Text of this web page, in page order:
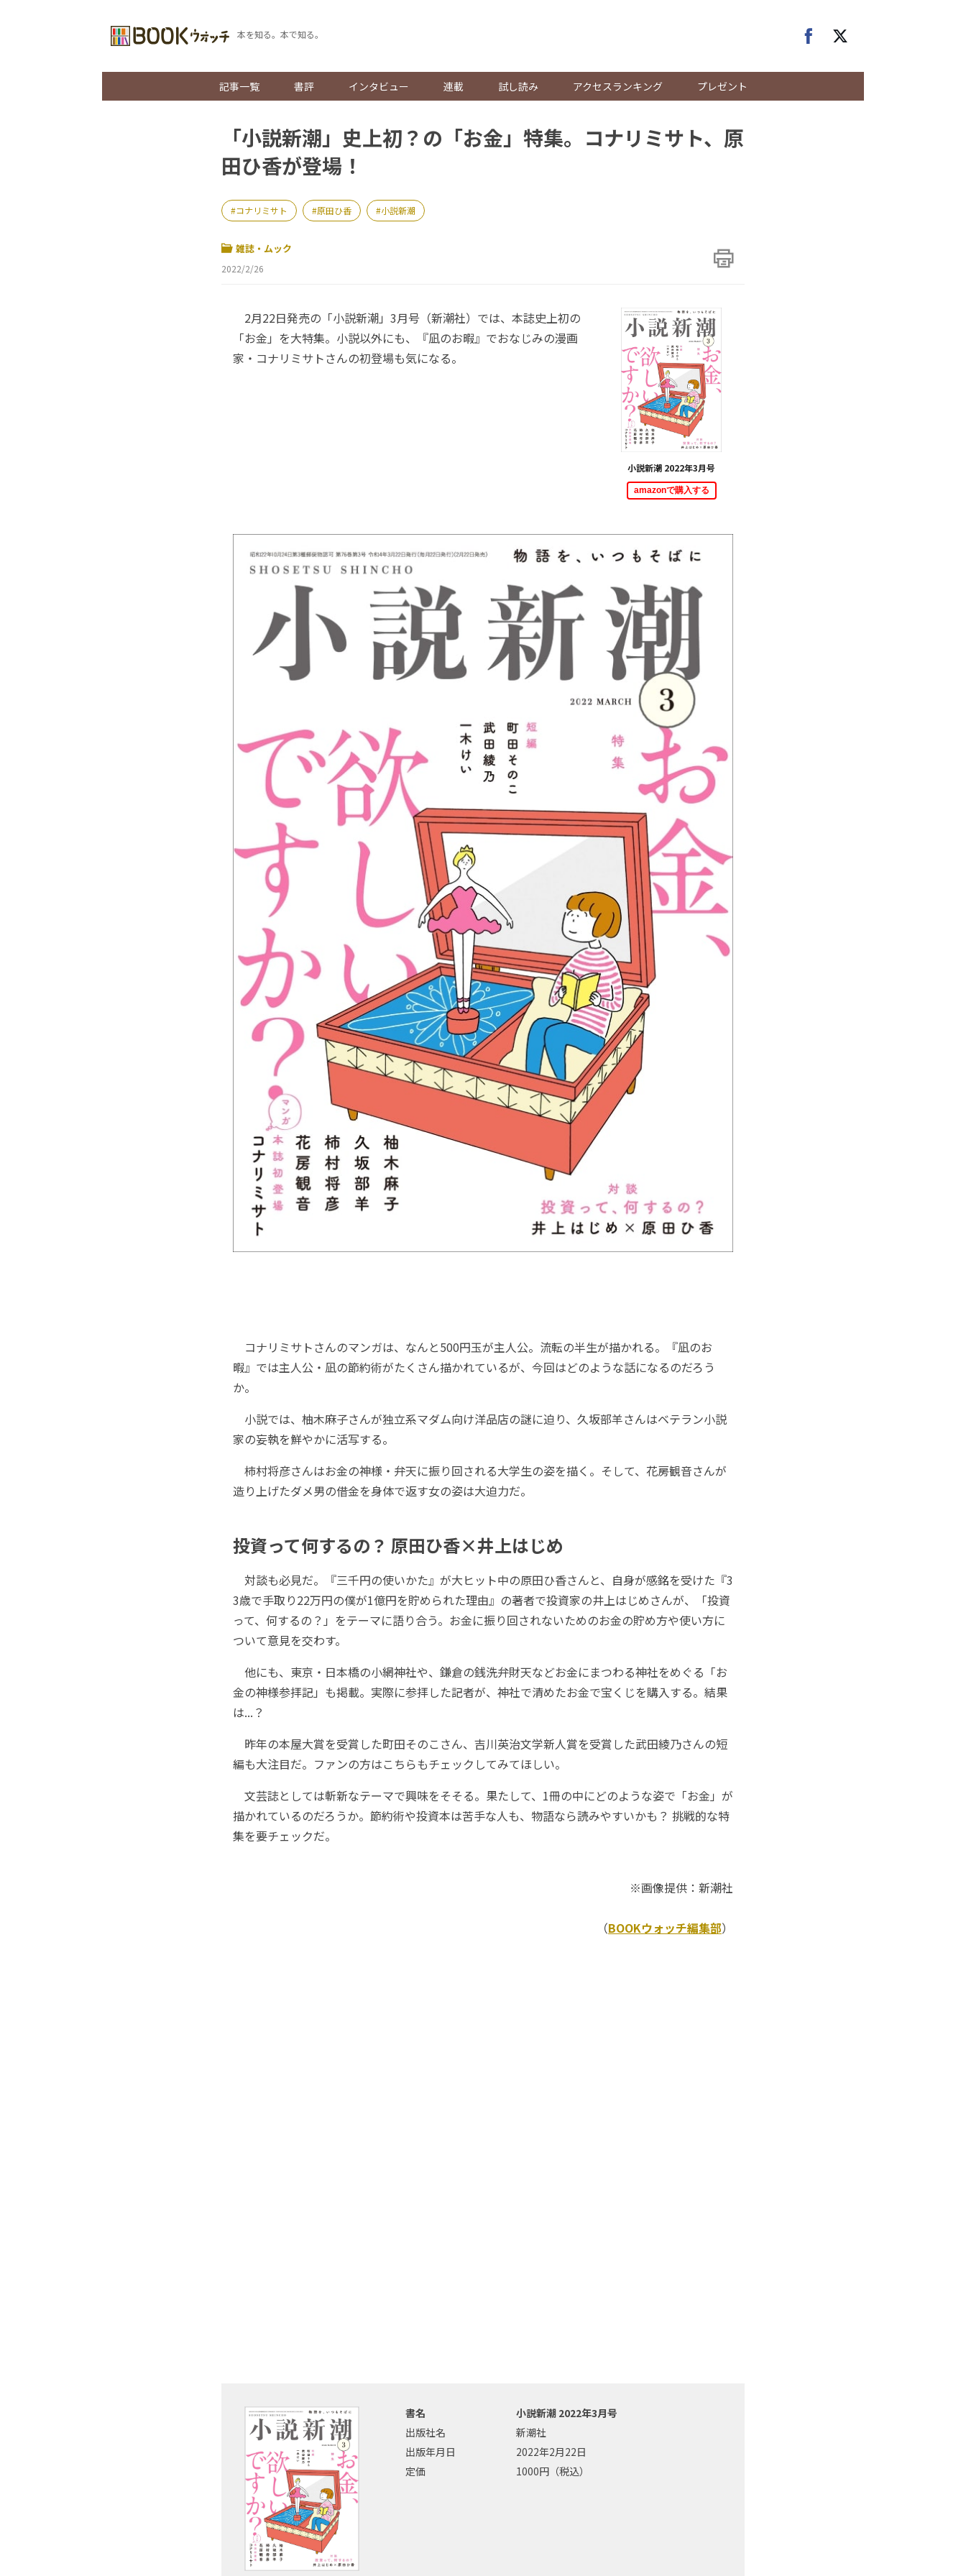
本を知る。本で知る。
記事一覧 書評 インタビュー 連載 試し読み アクセスランキング プレゼント
「小説新潮」史上初？の「お金」特集。コナリミサト、原
田ひ香が登場！
コナリミサト 原田ひ香 小説新潮
雑誌・ムック
2022/2/26
小説新潮 2022年3月号
amazonで購入する
2月22日発売の「小説新潮」3月号（新潮社）では、本誌史上初の
「お金」を大特集。小説以外にも、『凪のお暇』でおなじみの漫画
家・コナリミサトさんの初登場も気になる。
コナリミサトさんのマンガは、なんと500円玉が主人公。流転の半生が描かれる。『凪のお
暇』では主人公・凪の節約術がたくさん描かれているが、今回はどのような話になるのだろう
か。
小説では、柚木麻子さんが独立系マダム向け洋品店の謎に迫り、久坂部羊さんはベテラン小説
家の妄執を鮮やかに活写する。
柿村将彦さんはお金の神様・弁天に振り回される大学生の姿を描く。そして、花房観音さんが
造り上げたダメ男の借金を身体で返す女の姿は大迫力だ。
投資って何するの？ 原田ひ香×井上はじめ
対談も必見だ。『三千円の使いかた』が大ヒット中の原田ひ香さんと、自身が感銘を受けた『3
3歳で手取り22万円の僕が1億円を貯められた理由』の著者で投資家の井上はじめさんが、「投資
って、何するの？」をテーマに語り合う。お金に振り回されないためのお金の貯め方や使い方に
ついて意見を交わす。
他にも、東京・日本橋の小網神社や、鎌倉の銭洗弁財天などお金にまつわる神社をめぐる「お
金の神様参拝記」も掲載。実際に参拝した記者が、神社で清めたお金で宝くじを購入する。結果
は...？
昨年の本屋大賞を受賞した町田そのこさん、吉川英治文学新人賞を受賞した武田綾乃さんの短
編も大注目だ。ファンの方はこちらもチェックしてみてほしい。
文芸誌としては斬新なテーマで興味をそそる。果たして、1冊の中にどのような姿で「お金」が
描かれているのだろうか。節約術や投資本は苦手な人も、物語なら読みやすいかも？ 挑戦的な特
集を要チェックだ。
※画像提供：新潮社
（BOOKウォッチ編集部）
書名
小説新潮 2022年3月号
出版社名
新潮社
出版年月日
2022年2月22日
定価
1000円（税込）